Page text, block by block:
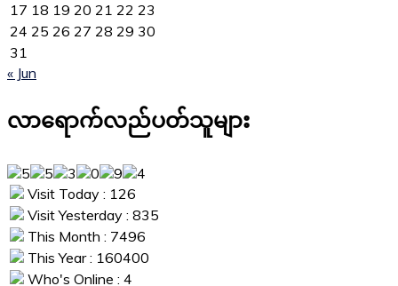
17 18 19 20 21 22 23
24 25 26 27 28 29 30
31
« Jun
လာရောက်လည်ပတ်သူများ
Visit Today : 126
Visit Yesterday : 835
This Month : 7496
This Year : 160400
Who's Online : 4